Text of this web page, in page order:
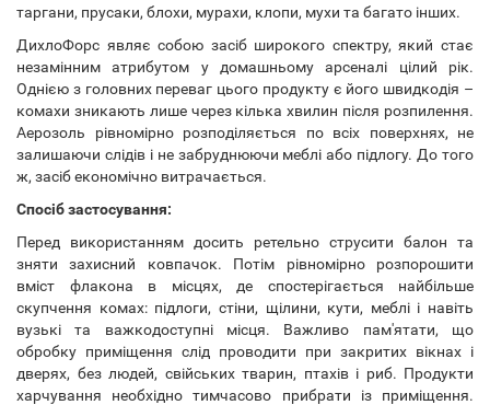
таргани, прусаки, блохи, мурахи, клопи, мухи та багато інших.
ДихлоФорс являє собою засіб широкого спектру, який стає
незамінним атрибутом у домашньому арсеналі цілий рік.
Однією з головних переваг цього продукту є його швидкодія –
комахи зникають лише через кілька хвилин після розпилення.
Аерозоль рівномірно розподіляється по всіх поверхнях, не
залишаючи слідів і не забруднюючи меблі або підлогу. До того
ж, засіб економічно витрачається.
Спосіб застосування:
Перед використанням досить ретельно струсити балон та
зняти захисний ковпачок. Потім рівномірно розпорошити
вміст флакона в місцях, де спостерігається найбільше
скупчення комах: підлоги, стіни, щілини, кути, меблі і навіть
вузькі та важкодоступні місця. Важливо пам'ятати, що
обробку приміщення слід проводити при закритих вікнах і
дверях, без людей, свійських тварин, птахів і риб. Продукти
харчування необхідно тимчасово прибрати із приміщення.